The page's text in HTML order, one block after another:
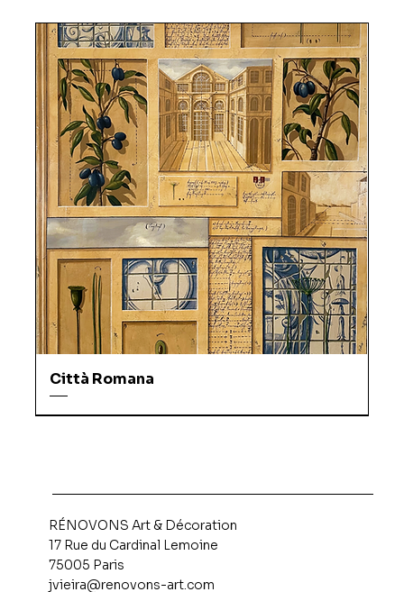
Città Romana
RÉNOVONS Art & Décoration
17 Rue du Cardinal Lemoine
75005 Paris
jvieira@renovons-art.com